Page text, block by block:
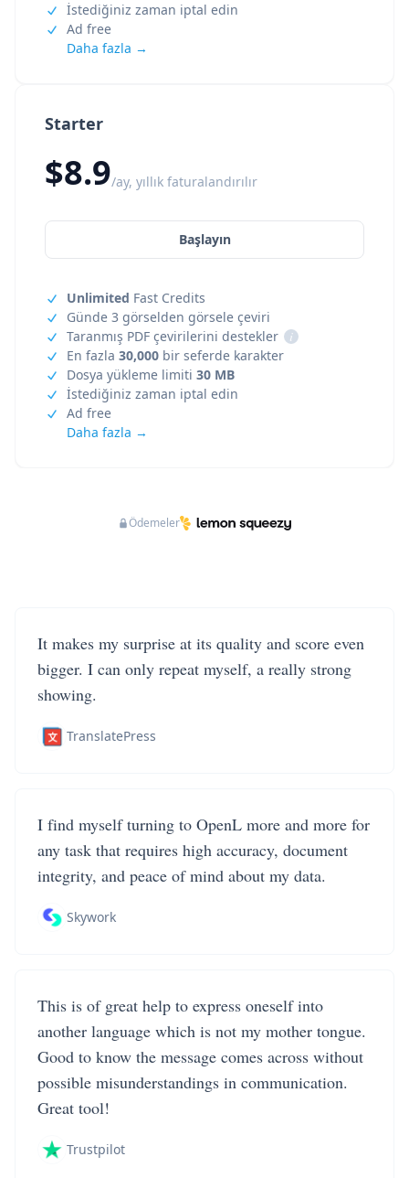
Starter
$8.9/ay, yıllık faturalandırılır
Başlayın
Unlimited Fast Credits
Günde 3 görselden görsele çeviri
Taranmış PDF çevirilerini destekler
i
En fazla 30,000 bir seferde karakter
Dosya yükleme limiti 30 MB
İstediğiniz zaman iptal edin
Ad free
Daha fazla →
İstediğiniz zaman iptal edin
Ad free
Daha fazla →
Ödemeler
It makes my surprise at its quality and score even
bigger. I can only repeat myself, a really strong
showing.
TranslatePress
I find myself turning to OpenL more and more for
any task that requires high accuracy, document
integrity, and peace of mind about my data.
Skywork
This is of great help to express oneself into
another language which is not my mother tongue.
Good to know the message comes across without
possible misunderstandings in communication.
Great tool!
Trustpilot